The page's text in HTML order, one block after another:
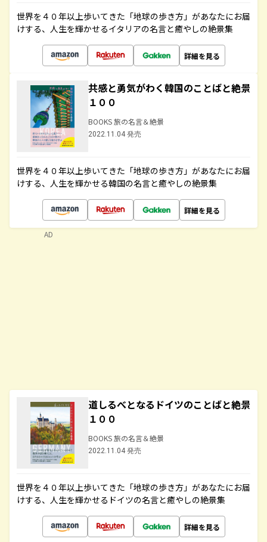
世界を４０年以上歩いてきた「地球の歩き方」があなたにお届
けする、人生を輝かせるイタリアの名言と癒やしの絶景集
詳細を見る
共感と勇気がわく韓国のことばと絶景
１００
BOOKS 旅の名言＆絶景
2022.11.04 発売
世界を４０年以上歩いてきた「地球の歩き方」があなたにお届
けする、人生を輝かせる韓国の名言と癒やしの絶景集
詳細を見る
道しるべとなるドイツのことばと絶景
１００
BOOKS 旅の名言＆絶景
2022.11.04 発売
世界を４０年以上歩いてきた「地球の歩き方」があなたにお届
けする、人生を輝かせるドイツの名言と癒やしの絶景集
詳細を見る
AD